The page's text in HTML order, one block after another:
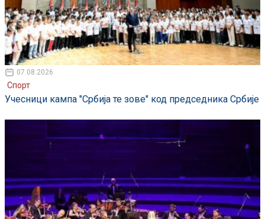
07.08.2026
Спорт
Учесници кампа "Србија те зове" код председника Србије